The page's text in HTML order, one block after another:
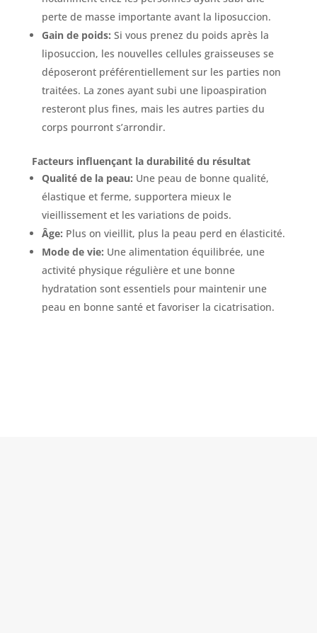
perte de masse importante avant la liposuccion.
Gain de poids: Si vous prenez du poids après la
liposuccion, les nouvelles cellules graisseuses se
déposeront préférentiellement sur les parties non
traitées. La zones ayant subi une lipoaspiration
resteront plus fines, mais les autres parties du
corps pourront s’arrondir.
Facteurs influençant la durabilité du résultat
Qualité de la peau: Une peau de bonne qualité,
élastique et ferme, supportera mieux le
vieillissement et les variations de poids.
Âge: Plus on vieillit, plus la peau perd en élasticité.
Mode de vie: Une alimentation équilibrée, une
activité physique régulière et une bonne
hydratation sont essentiels pour maintenir une
peau en bonne santé et favoriser la cicatrisation.